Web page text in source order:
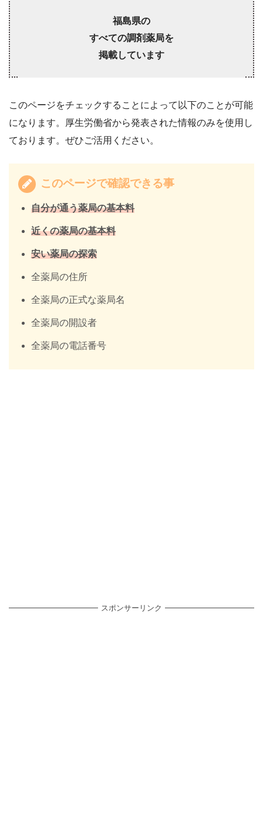
福島県の
すべての調剤薬局を
掲載しています
このページをチェックすることによって以下のことが可能
になります。厚生労働省から発表された情報のみを使用し
ております。ぜひご活用ください。
このページで確認できる事
自分が通う薬局の基本料
近くの薬局の基本料
安い薬局の探索
全薬局の住所
全薬局の正式な薬局名
全薬局の開設者
全薬局の電話番号
スポンサーリンク